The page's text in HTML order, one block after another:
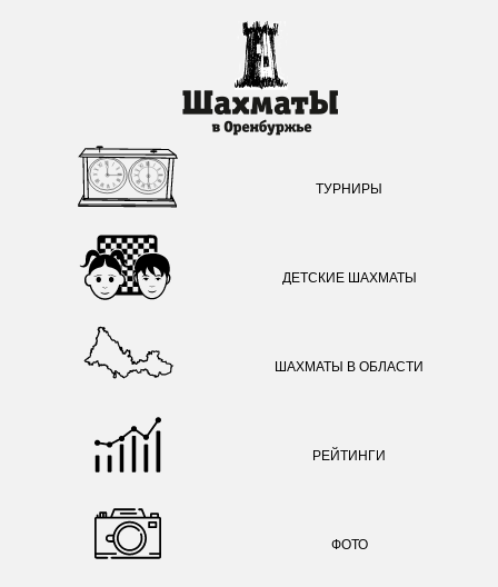
ТУРНИРЫ
ДЕТСКИЕ ШАХМАТЫ
ШАХМАТЫ В ОБЛАСТИ
РЕЙТИНГИ
ФОТО